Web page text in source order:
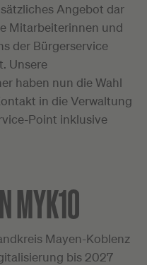
Angebot dar
Mitarbeiterinnen und
der Bürgerservice
Unsere
haben nun die Wahl
in die Verwaltung
Point inklusive
MYK10
Mayen-Koblenz
bis 2027